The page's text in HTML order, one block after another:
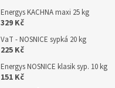
Energys KACHNA maxi 25 kg
329 Kč
VaT - NOSNICE sypká 20 kg
225 Kč
Energys NOSNICE klasik syp. 10 kg
151 Kč